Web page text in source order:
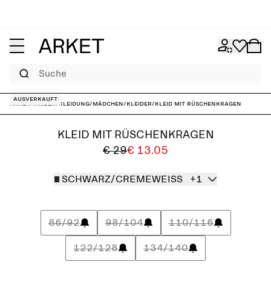
Suche
ARKET/ Kinder/ Kleidung/Mädchen/Kleider/Kleid mit Rüschenkragen
Ausverkauft
KLEID MIT RÜSCHENKRAGEN
€ 29€ 13.05
SCHWARZ/CREMEWEISS +1
86/92 98/104 110/116
122/128 134/140